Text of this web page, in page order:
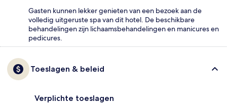
Gasten kunnen lekker genieten van een bezoek aan de
volledig uitgeruste spa van dit hotel. De beschikbare
behandelingen zijn lichaamsbehandelingen en manicures en
pedicures.
Toeslagen & beleid
Verplichte toeslagen